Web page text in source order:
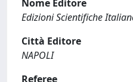
Nome Editore
Edizioni Scientifiche
Città Editore
NAPOLI
Referee